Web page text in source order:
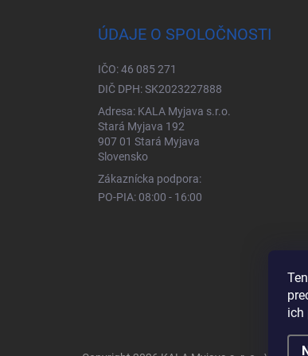
ich
ÚDAJE O SPOLOČNOSTI
IČO: 46 085 271
DIČ DPH: SK2023227888
Adresa: KALA Myjava s.r.o.
Stará Myjava 192
907 01 Stará Myjava
Slovensko
Zákaznícka podpora:
PO-PIA: 08:00 - 16:00